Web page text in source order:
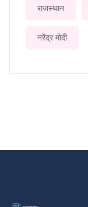
राजस्थान
नरेंद्र मोदी